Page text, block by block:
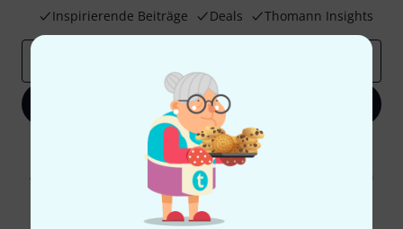
Inspirierende Beiträge
Deals Thomann Insights
Jetzt anmelden
Mit Klick auf „Jetzt anmelden“ stimmen Sie dem Erhalt von E-Mail-
Werbung und einer Messung des E-Mail-Nutzungsverhaltens zu. Die
Abmeldung ist jederzeit möglich. Weitere Informationen finden Sie in
unseren
Datenschutzhinweisen
* Pflichtfeld